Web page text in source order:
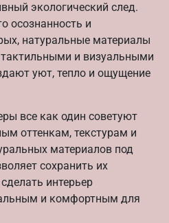
экологический след.
осознанность и
натуральные материалы
и визуальными
уют, тепло и ощущение
все как один советуют
оттенкам, текстурам и
материалов под
сохранить их
интерьер
и комфортным для